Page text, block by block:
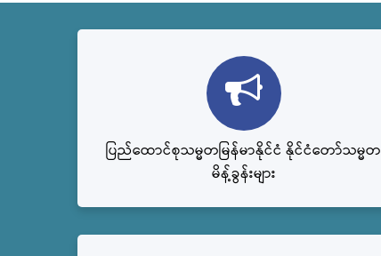
ပြည်ထောင်စုသမ္မတမြန်မာနိုင်ငံ နိုင်ငံတော်သမ္မတ
မိန့်ခွန်းများ